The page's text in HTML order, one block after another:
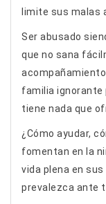
limite sus malas
Ser abusado
que no sana
familia ignorante
tiene nada que
¿Cómo ayudar,
fomentan en la
vida plena en
prevalezca ante